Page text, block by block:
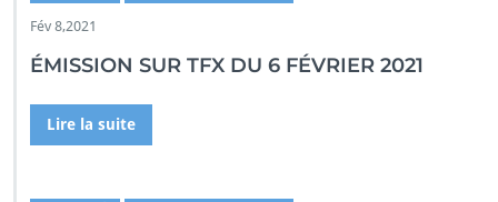
Fév 8,2021
ÉMISSION SUR TFX DU 6 FÉVRIER 2021
Lire la suite